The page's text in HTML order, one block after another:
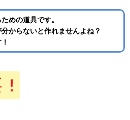
めの道具です。
からないと作れませんよね？